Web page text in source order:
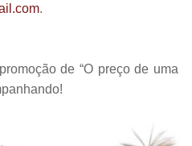
.
de “O preço de uma